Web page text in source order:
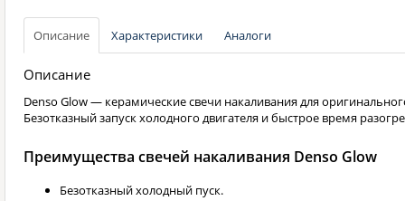
Описание Характеристики Аналоги
Описание
Denso Glow — керамические свечи накаливания для
Безотказный запуск холодного двигателя и быстрое время
Преимущества свечей накаливания Denso Glow
Безотказный холодный пуск.